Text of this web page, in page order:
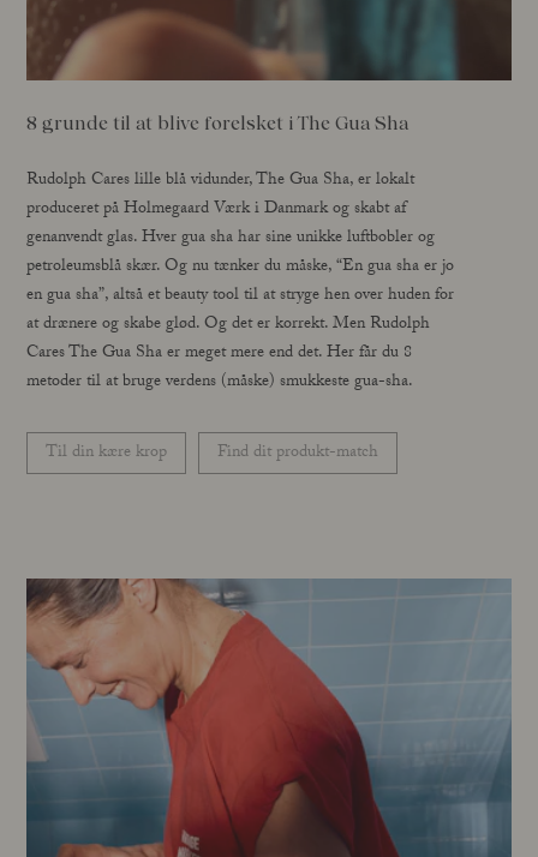
8 grunde til at blive forelsket i The Gua Sha
Rudolph Cares lille blå vidunder, The Gua Sha, er lokalt
produceret på Holmegaard Værk i Danmark og skabt af
genanvendt glas. Hver gua sha har sine unikke luftbobler og
petroleumsblå skær. Og nu tænker du måske, “En gua sha er jo
en gua sha”, altså et beauty tool til at stryge hen over huden for
at drænere og skabe glød. Og det er korrekt. Men Rudolph
Cares The Gua Sha er meget mere end det. Her får du 8
metoder til at bruge verdens (måske) smukkeste gua-sha.
Til din kære krop Find dit produkt-match